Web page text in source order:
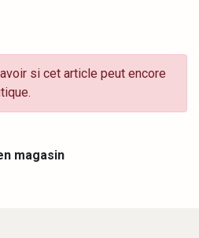
si cet article peut encore
magasin